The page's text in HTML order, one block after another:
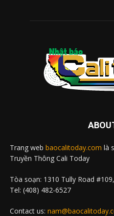
Trang web baocalitoday.com là
Truyền Thông Cali Today
Tòa soạn: 1310 Tully Road
Tel: (408) 482-6527
Contact us: